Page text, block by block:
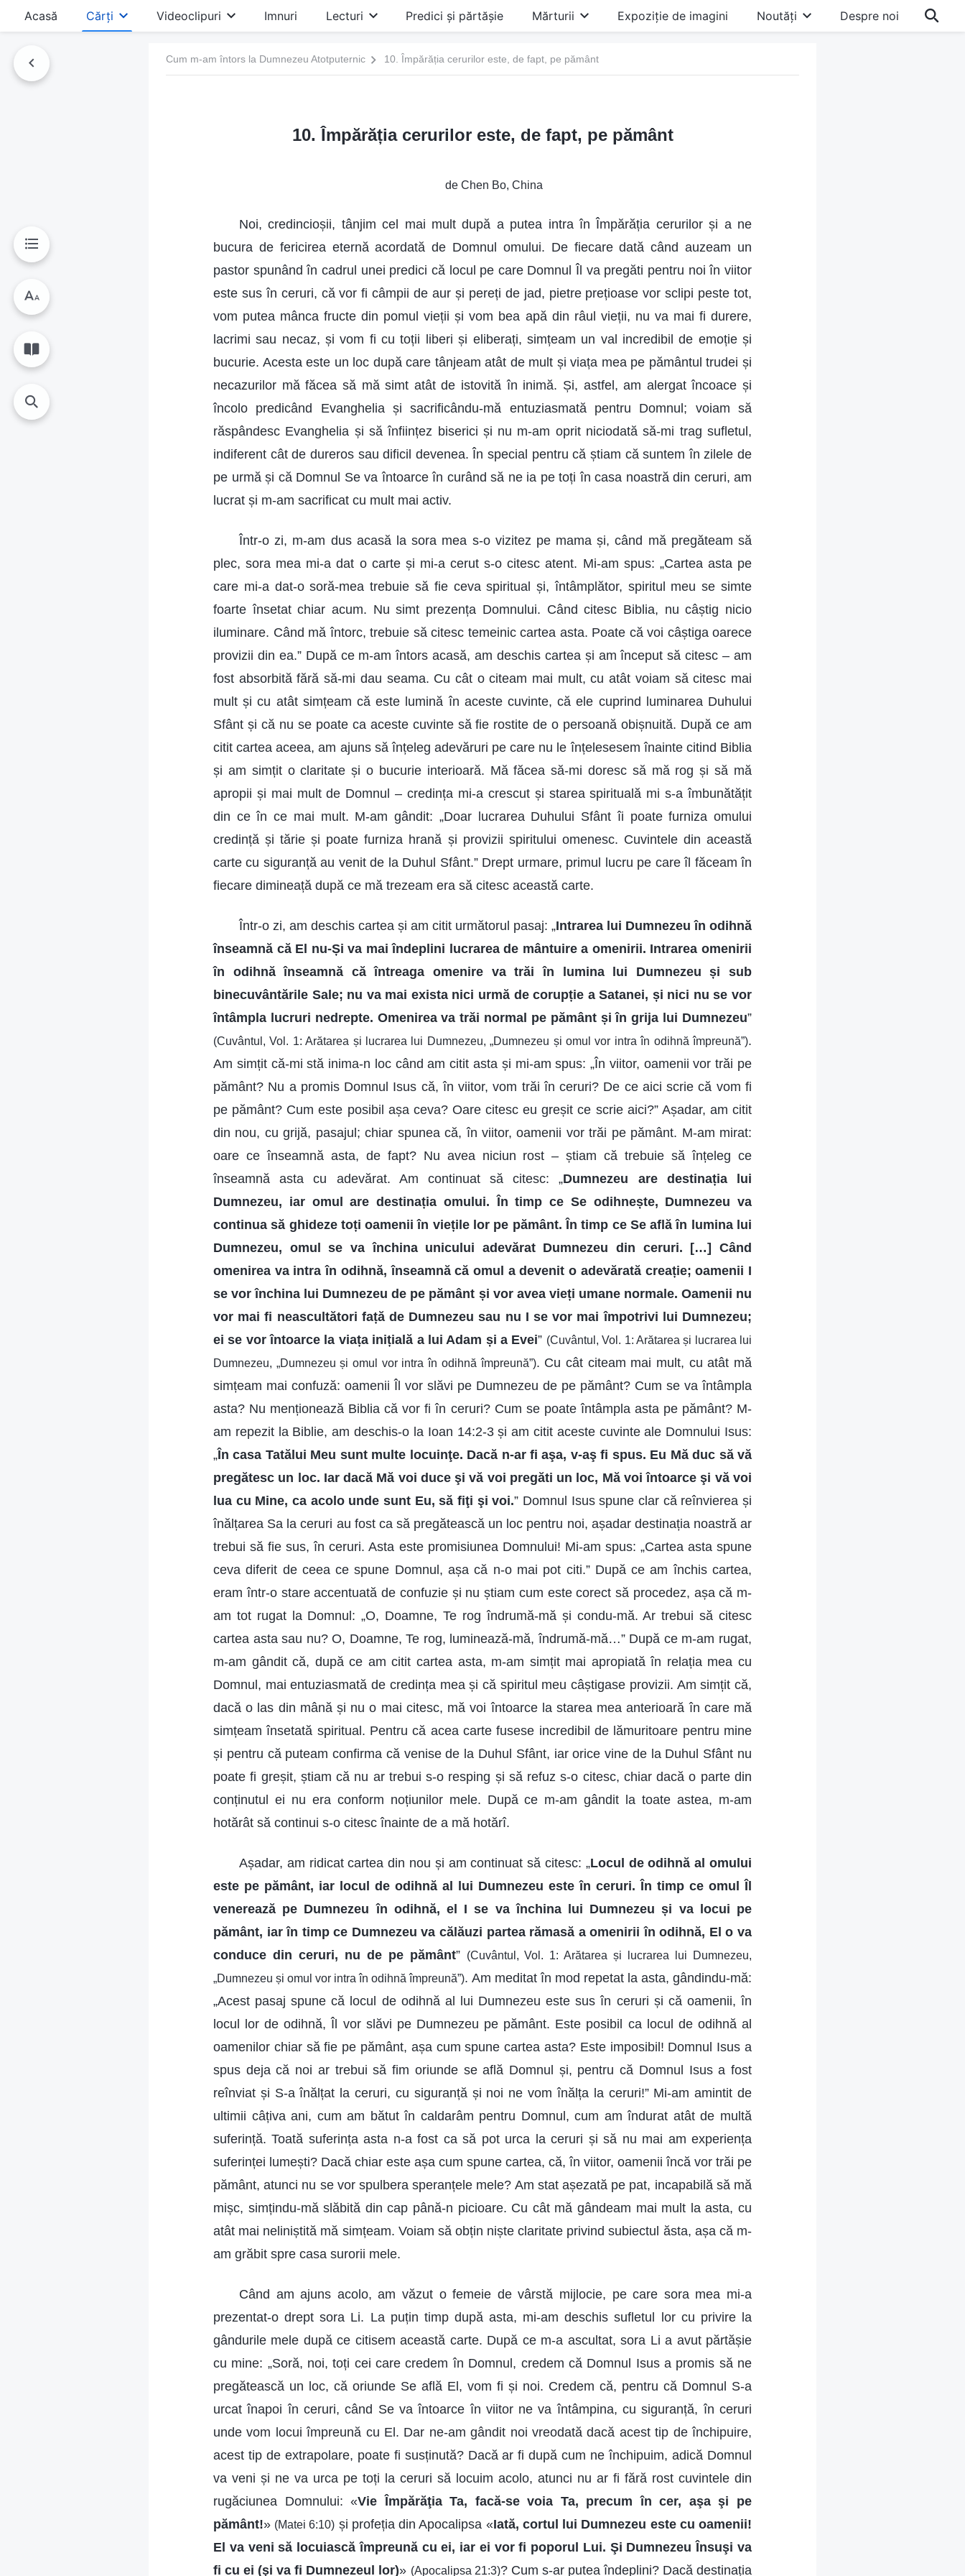
Acasă Cărți Videoclipuri Imnuri Lecturi Predici și părtășie Mărturii Expoziție de imagini Noutăți Despre noi
Cum m-am întors la Dumnezeu Atotputernic 10. Împărăția cerurilor este, de fapt, pe pământ
10. Împărăția cerurilor este, de fapt, pe pământ
de Chen Bo, China
Noi, credincioșii, tânjim cel mai mult după a putea intra în Împărăția cerurilor și a ne
bucura de fericirea eternă acordată de Domnul omului. De fiecare dată când auzeam un
pastor spunând în cadrul unei predici că locul pe care Domnul Îl va pregăti pentru noi în viitor
este sus în ceruri, că vor fi câmpii de aur și pereți de jad, pietre prețioase vor sclipi peste tot,
vom putea mânca fructe din pomul vieții și vom bea apă din râul vieții, nu va mai fi durere,
lacrimi sau necaz, și vom fi cu toții liberi și eliberați, simțeam un val incredibil de emoție și
bucurie. Acesta este un loc după care tânjeam atât de mult și viața mea pe pământul trudei și
necazurilor mă făcea să mă simt atât de istovită în inimă. Și, astfel, am alergat încoace și
încolo predicând Evanghelia și sacrificându-mă entuziasmată pentru Domnul; voiam să
răspândesc Evanghelia și să înființez biserici și nu m-am oprit niciodată să-mi trag sufletul,
indiferent cât de dureros sau dificil devenea. În special pentru că știam că suntem în zilele de
pe urmă și că Domnul Se va întoarce în curând să ne ia pe toți în casa noastră din ceruri, am
lucrat și m-am sacrificat cu mult mai activ.
Într-o zi, m-am dus acasă la sora mea s-o vizitez pe mama și, când mă pregăteam să
plec, sora mea mi-a dat o carte și mi-a cerut s-o citesc atent. Mi-am spus: „Cartea asta pe
care mi-a dat-o soră-mea trebuie să fie ceva spiritual și, întâmplător, spiritul meu se simte
foarte însetat chiar acum. Nu simt prezența Domnului. Când citesc Biblia, nu câștig nicio
iluminare. Când mă întorc, trebuie să citesc temeinic cartea asta. Poate că voi câștiga oarece
provizii din ea.” După ce m-am întors acasă, am deschis cartea și am început să citesc – am
fost absorbită fără să-mi dau seama. Cu cât o citeam mai mult, cu atât voiam să citesc mai
mult și cu atât simțeam că este lumină în aceste cuvinte, că ele cuprind luminarea Duhului
Sfânt și că nu se poate ca aceste cuvinte să fie rostite de o persoană obișnuită. După ce am
citit cartea aceea, am ajuns să înțeleg adevăruri pe care nu le înțelesesem înainte citind Biblia
și am simțit o claritate și o bucurie interioară. Mă făcea să-mi doresc să mă rog și să mă
apropii și mai mult de Domnul – credința mi-a crescut și starea spirituală mi s-a îmbunătățit
din ce în ce mai mult. M-am gândit: „Doar lucrarea Duhului Sfânt îi poate furniza omului
credință și tărie și poate furniza hrană și provizii spiritului omenesc. Cuvintele din această
carte cu siguranță au venit de la Duhul Sfânt.” Drept urmare, primul lucru pe care îl făceam în
fiecare dimineață după ce mă trezeam era să citesc această carte.
Într-o zi, am deschis cartea și am citit următorul pasaj: „Intrarea lui Dumnezeu în odihnă
înseamnă că El nu-Și va mai îndeplini lucrarea de mântuire a omenirii. Intrarea omenirii
în odihnă înseamnă că întreaga omenire va trăi în lumina lui Dumnezeu și sub
binecuvântările Sale; nu va mai exista nici urmă de corupție a Satanei, și nici nu se vor
întâmpla lucruri nedrepte. Omenirea va trăi normal pe pământ și în grija lui Dumnezeu”
(Cuvântul, Vol. 1: Arătarea și lucrarea lui Dumnezeu, „Dumnezeu și omul vor intra în odihnă împreună”).
Am simțit că-mi stă inima-n loc când am citit asta și mi-am spus: „În viitor, oamenii vor trăi pe
pământ? Nu a promis Domnul Isus că, în viitor, vom trăi în ceruri? De ce aici scrie că vom fi
pe pământ? Cum este posibil așa ceva? Oare citesc eu greșit ce scrie aici?” Așadar, am citit
din nou, cu grijă, pasajul; chiar spunea că, în viitor, oamenii vor trăi pe pământ. M-am mirat:
oare ce înseamnă asta, de fapt? Nu avea niciun rost – știam că trebuie să înțeleg ce
înseamnă asta cu adevărat. Am continuat să citesc: „Dumnezeu are destinația lui
Dumnezeu, iar omul are destinația omului. În timp ce Se odihnește, Dumnezeu va
continua să ghideze toți oamenii în viețile lor pe pământ. În timp ce Se află în lumina lui
Dumnezeu, omul se va închina unicului adevărat Dumnezeu din ceruri. […] Când
omenirea va intra în odihnă, înseamnă că omul a devenit o adevărată creație; oamenii I
se vor închina lui Dumnezeu de pe pământ și vor avea vieți umane normale. Oamenii nu
vor mai fi neascultători față de Dumnezeu sau nu I se vor mai împotrivi lui Dumnezeu;
ei se vor întoarce la viața inițială a lui Adam și a Evei” (Cuvântul, Vol. 1: Arătarea și lucrarea lui
Dumnezeu, „Dumnezeu și omul vor intra în odihnă împreună”). Cu cât citeam mai mult, cu atât mă
simțeam mai confuză: oamenii Îl vor slăvi pe Dumnezeu de pe pământ? Cum se va întâmpla
asta? Nu menționează Biblia că vor fi în ceruri? Cum se poate întâmpla asta pe pământ? M-
am repezit la Biblie, am deschis-o la Ioan 14:2-3 și am citit aceste cuvinte ale Domnului Isus:
„În casa Tatălui Meu sunt multe locuinţe. Dacă n-ar fi aşa, v-aş fi spus. Eu Mă duc să vă
pregătesc un loc. Iar dacă Mă voi duce şi vă voi pregăti un loc, Mă voi întoarce şi vă voi
lua cu Mine, ca acolo unde sunt Eu, să fiţi şi voi.” Domnul Isus spune clar că reînvierea și
înălțarea Sa la ceruri au fost ca să pregătească un loc pentru noi, așadar destinația noastră ar
trebui să fie sus, în ceruri. Asta este promisiunea Domnului! Mi-am spus: „Cartea asta spune
ceva diferit de ceea ce spune Domnul, așa că n-o mai pot citi.” După ce am închis cartea,
eram într-o stare accentuată de confuzie și nu știam cum este corect să procedez, așa că m-
am tot rugat la Domnul: „O, Doamne, Te rog îndrumă-mă și condu-mă. Ar trebui să citesc
cartea asta sau nu? O, Doamne, Te rog, luminează-mă, îndrumă-mă…” După ce m-am rugat,
m-am gândit că, după ce am citit cartea asta, m-am simțit mai apropiată în relația mea cu
Domnul, mai entuziasmată de credința mea și că spiritul meu câștigase provizii. Am simțit că,
dacă o las din mână și nu o mai citesc, mă voi întoarce la starea mea anterioară în care mă
simțeam însetată spiritual. Pentru că acea carte fusese incredibil de lămuritoare pentru mine
și pentru că puteam confirma că venise de la Duhul Sfânt, iar orice vine de la Duhul Sfânt nu
poate fi greșit, știam că nu ar trebui s-o resping și să refuz s-o citesc, chiar dacă o parte din
conținutul ei nu era conform noțiunilor mele. După ce m-am gândit la toate astea, m-am
hotărât să continui s-o citesc înainte de a mă hotărî.
Așadar, am ridicat cartea din nou și am continuat să citesc: „Locul de odihnă al omului
este pe pământ, iar locul de odihnă al lui Dumnezeu este în ceruri. În timp ce omul Îl
venerează pe Dumnezeu în odihnă, el I se va închina lui Dumnezeu și va locui pe
pământ, iar în timp ce Dumnezeu va călăuzi partea rămasă a omenirii în odihnă, El o va
conduce din ceruri, nu de pe pământ” (Cuvântul, Vol. 1: Arătarea și lucrarea lui Dumnezeu,
„Dumnezeu și omul vor intra în odihnă împreună”). Am meditat în mod repetat la asta, gândindu-mă:
„Acest pasaj spune că locul de odihnă al lui Dumnezeu este sus în ceruri și că oamenii, în
locul lor de odihnă, Îl vor slăvi pe Dumnezeu pe pământ. Este posibil ca locul de odihnă al
oamenilor chiar să fie pe pământ, așa cum spune cartea asta? Este imposibil! Domnul Isus a
spus deja că noi ar trebui să fim oriunde se află Domnul și, pentru că Domnul Isus a fost
reînviat și S-a înălțat la ceruri, cu siguranță și noi ne vom înălța la ceruri!” Mi-am amintit de
ultimii câțiva ani, cum am bătut în caldarâm pentru Domnul, cum am îndurat atât de multă
suferință. Toată suferința asta n-a fost ca să pot urca la ceruri și să nu mai am experiența
suferinței lumești? Dacă chiar este așa cum spune cartea, că, în viitor, oamenii încă vor trăi pe
pământ, atunci nu se vor spulbera speranțele mele? Am stat așezată pe pat, incapabilă să mă
mișc, simțindu-mă slăbită din cap până-n picioare. Cu cât mă gândeam mai mult la asta, cu
atât mai neliniștită mă simțeam. Voiam să obțin niște claritate privind subiectul ăsta, așa că m-
am grăbit spre casa surorii mele.
Când am ajuns acolo, am văzut o femeie de vârstă mijlocie, pe care sora mea mi-a
prezentat-o drept sora Li. La puțin timp după asta, mi-am deschis sufletul lor cu privire la
gândurile mele după ce citisem această carte. După ce m-a ascultat, sora Li a avut părtășie
cu mine: „Soră, noi, toți cei care credem în Domnul, credem că Domnul Isus a promis să ne
pregătească un loc, că oriunde Se află El, vom fi și noi. Credem că, pentru că Domnul S-a
urcat înapoi în ceruri, când Se va întoarce în viitor ne va întâmpina, cu siguranță, în ceruri
unde vom locui împreună cu El. Dar ne-am gândit noi vreodată dacă acest tip de închipuire,
acest tip de extrapolare, poate fi susținută? Dacă ar fi după cum ne închipuim, adică Domnul
va veni și ne va urca pe toți la ceruri să locuim acolo, atunci nu ar fi fără rost cuvintele din
rugăciunea Domnului: «Vie Împărăţia Ta, facă-se voia Ta, precum în cer, aşa şi pe
pământ!» (Matei 6:10) și profeția din Apocalipsa «Iată, cortul lui Dumnezeu este cu oamenii!
El va veni să locuiască împreună cu ei, iar ei vor fi poporul Lui. Şi Dumnezeu Însuşi va
fi cu ei (şi va fi Dumnezeul lor)» (Apocalipsa 21:3)? Cum s-ar putea îndeplini? Dacă destinația